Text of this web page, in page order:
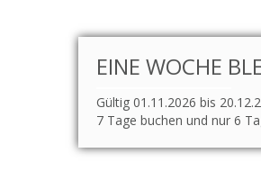
EINE WOCHE
Gültig 01.11.2026 bis
7 Tage buchen und nur 6